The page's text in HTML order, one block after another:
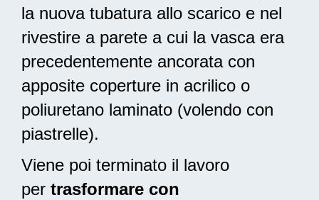
la nuova tubatura allo scarico e nel
rivestire a parete a cui la vasca era
precedentemente ancorata con
apposite coperture in acrilico o
poliuretano laminato (volendo con
piastrelle).
Viene poi terminato il lavoro
per trasformare con